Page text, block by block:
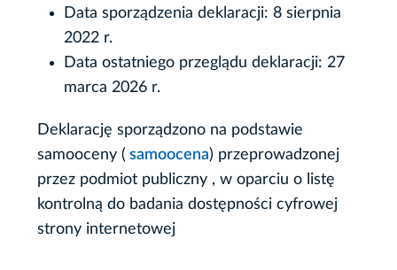
Data sporządzenia deklaracji: 8 sierpnia
2022 r.
Data ostatniego przeglądu deklaracji: 27
marca 2026 r.
Deklarację sporządzono na podstawie
samooceny ( samoocena) przeprowadzonej
przez podmiot publiczny , w oparciu o listę
kontrolną do badania dostępności cyfrowej
strony internetowej